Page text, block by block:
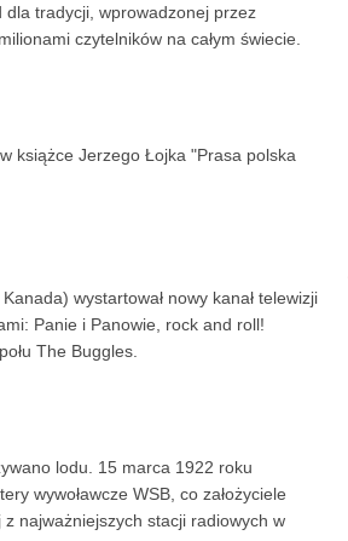
dla tradycji, wprowadzonej przez
czytelników na całym świecie.
książce Jerzego Łojka "Prasa polska
wystartował nowy kanał telewizji
Panie i Panowie, rock and roll!
The Buggles.
lodu. 15 marca 1922 roku
wywoławcze WSB, co założyciele
najważniejszych stacji radiowych w